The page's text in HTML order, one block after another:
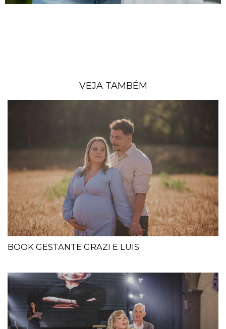
VEJA TAMBÉM
BOOK GESTANTE GRAZI E LUIS